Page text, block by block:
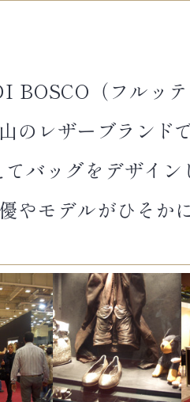
（フルッテ
のレザーブランド
バッグをデザイ
やモデルがひそか